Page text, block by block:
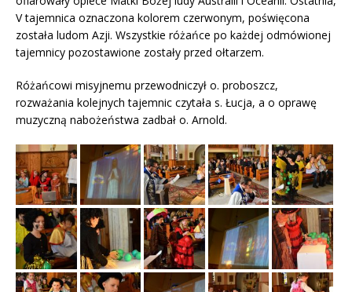
V tajemnica oznaczona kolorem czerwonym, poświęcona
została ludom Azji. Wszystkie różańce po każdej odmówionej
tajemnicy pozostawione zostały przed ołtarzem.
Różańcowi misyjnemu przewodniczył o. proboszcz,
rozważania kolejnych tajemnic czytała s. Łucja, a o oprawę
muzyczną nabożeństwa zadbał o. Arnold.